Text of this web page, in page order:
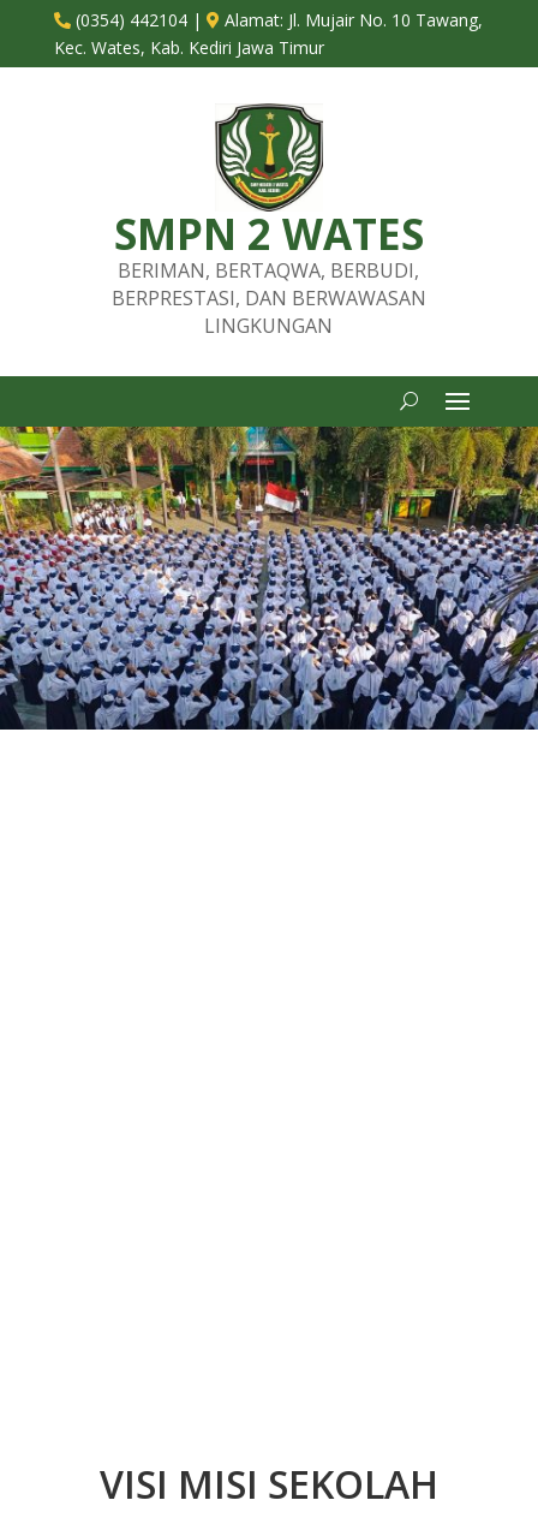
 (0354) 442104|  Alamat: Jl. Mujair No. 10 Tawang,
Kec. Wates, Kab. Kediri Jawa Timur
SMPN 2 WATES
BERIMAN, BERTAQWA, BERBUDI,
BERPRESTASI, DAN BERWAWASAN
LINGKUNGAN
VISI MISI SEKOLAH